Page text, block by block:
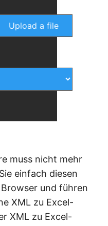
Upload a file
muss nicht mehr
einfach diesen
und führen
XML zu Excel-
XML zu Excel-